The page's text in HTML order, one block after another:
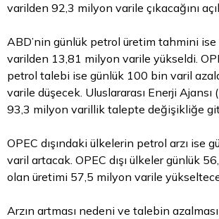
varilden 92,3 milyon varile çıkacağını
ABD’nin günlük petrol üretim tahmini
varilden 13,81 milyon varile yükseldi.
petrol talebi ise günlük 100 bin varil
varile düşecek. Uluslararası Enerji Ajansı
93,3 milyon varillik talepte değişikliğe
OPEC dışındaki ülkelerin petrol arzı ise
varil artacak. OPEC dışı ülkeler günlük
olan üretimi 57,5 milyon varile
Arzın artması nedeni ve talebin